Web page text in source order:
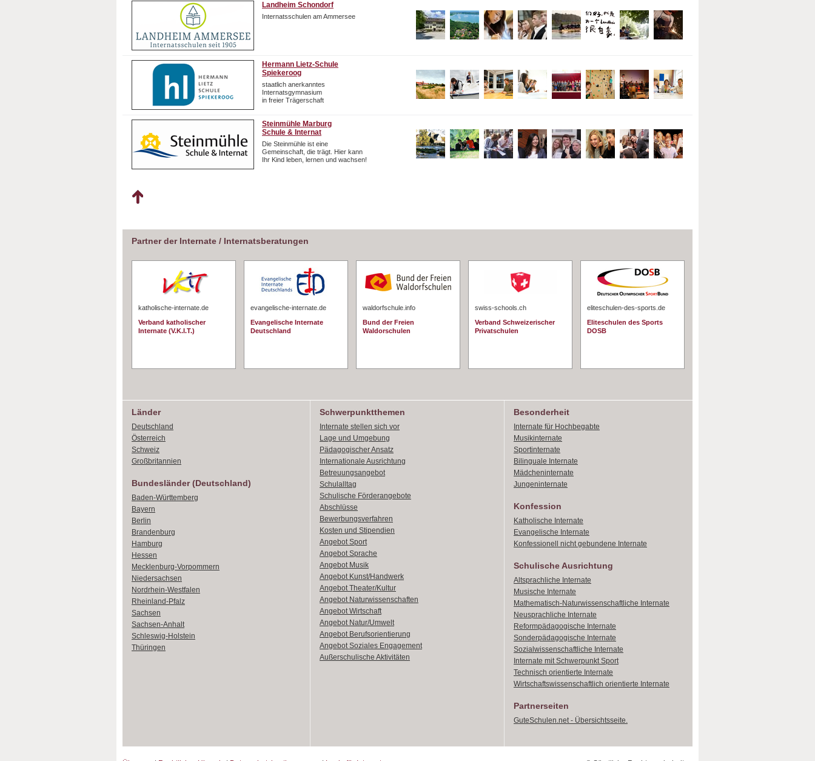
Landheim Schondorf
Internatsschulen am Ammersee
Hermann Lietz-Schule
Spiekeroog
staatlich anerkanntes
Internatsgymnasium
in freier Trägerschaft
Steinmühle Marburg
Schule & Internat
Die Steinmühle ist eine
Gemeinschaft, die trägt. Hier kann
Ihr Kind leben, lernen und wachsen!
Partner der Internate / Internatsberatungen
katholische-internate.de
Verband katholischer
Internate (V.K.I.T.)
evangelische-internate.de
Evangelische Internate
Deutschland
waldorfschule.info
Bund der Freien
Waldorschulen
swiss-schools.ch
Verband Schweizerischer
Privatschulen
eliteschulen-des-sports.de
Eliteschulen des Sports
DOSB
Länder
Deutschland
Österreich
Schweiz
Großbritannien
Bundesländer (Deutschland)
Baden-Württemberg
Bayern
Berlin
Brandenburg
Hamburg
Hessen
Mecklenburg-Vorpommern
Niedersachsen
Nordrhein-Westfalen
Rheinland-Pfalz
Sachsen
Sachsen-Anhalt
Schleswig-Holstein
Thüringen
Schwerpunktthemen
Internate stellen sich vor
Lage und Umgebung
Pädagogischer Ansatz
Internationale Ausrichtung
Betreuungsangebot
Schulalltag
Schulische Förderangebote
Abschlüsse
Bewerbungsverfahren
Kosten und Stipendien
Angebot Sport
Angebot Sprache
Angebot Musik
Angebot Kunst/Handwerk
Angebot Theater/Kultur
Angebot Naturwissenschaften
Angebot Wirtschaft
Angebot Natur/Umwelt
Angebot Berufsorientierung
Angebot Soziales Engagement
Außerschulische Aktivitäten
Besonderheit
Internate für Hochbegabte
Musikinternate
Sportinternate
Bilinguale Internate
Mädcheninternate
Jungeninternate
Konfession
Katholische Internate
Evangelische Internate
Konfessionell nicht gebundene Internate
Schulische Ausrichtung
Altsprachliche Internate
Musische Internate
Mathematisch-Naturwissenschaftliche Internate
Neusprachliche Internate
Reformpädagogische Internate
Sonderpädagogische Internate
Sozialwissenschaftliche Internate
Internate mit Schwerpunkt Sport
Technisch orientierte Internate
Wirtschaftswissenschaftlich orientierte Internate
Partnerseiten
GuteSchulen.net - Übersichtsseite.